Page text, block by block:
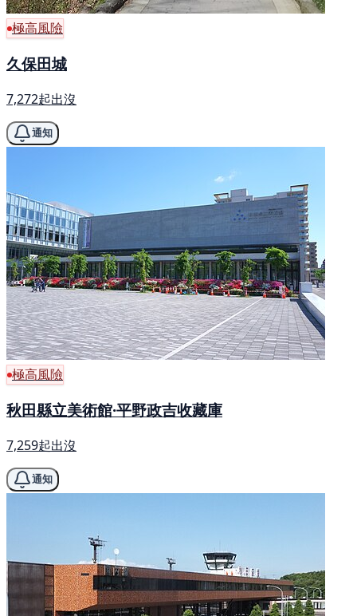
極高風險
久保田城
7,272起出沒
通知
極高風險
秋田縣立美術館·平野政吉收藏庫
7,259起出沒
通知